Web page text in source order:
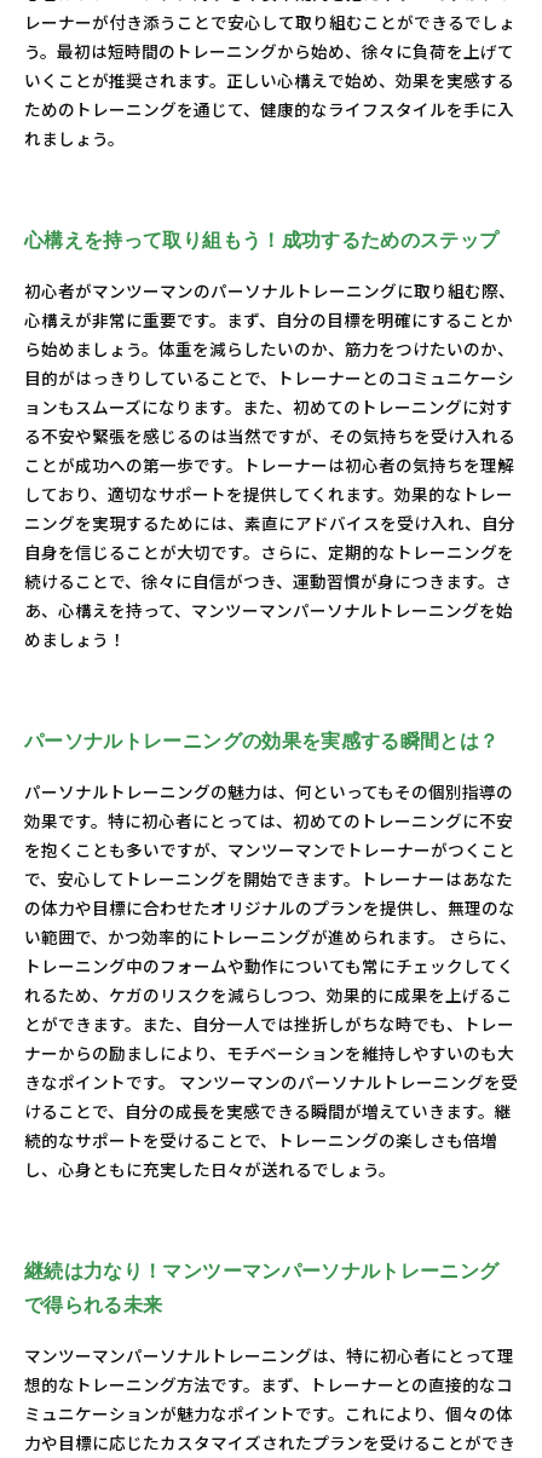
レーナーが付き添うことで安心して取り組むことができるでしょ
う。最初は短時間のトレーニングから始め、徐々に負荷を上げて
いくことが推奨されます。正しい心構えで始め、効果を実感する
ためのトレーニングを通じて、健康的なライフスタイルを手に入
れましょう。
心構えを持って取り組もう！成功するためのステップ
初心者がマンツーマンのパーソナルトレーニングに取り組む際、
心構えが非常に重要です。まず、自分の目標を明確にすることか
ら始めましょう。体重を減らしたいのか、筋力をつけたいのか、
目的がはっきりしていることで、トレーナーとのコミュニケーシ
ョンもスムーズになります。また、初めてのトレーニングに対す
る不安や緊張を感じるのは当然ですが、その気持ちを受け入れる
ことが成功への第一歩です。トレーナーは初心者の気持ちを理解
しており、適切なサポートを提供してくれます。効果的なトレー
ニングを実現するためには、素直にアドバイスを受け入れ、自分
自身を信じることが大切です。さらに、定期的なトレーニングを
続けることで、徐々に自信がつき、運動習慣が身につきます。さ
あ、心構えを持って、マンツーマンパーソナルトレーニングを始
めましょう！
パーソナルトレーニングの効果を実感する瞬間とは？
パーソナルトレーニングの魅力は、何といってもその個別指導の
効果です。特に初心者にとっては、初めてのトレーニングに不安
を抱くことも多いですが、マンツーマンでトレーナーがつくこと
で、安心してトレーニングを開始できます。トレーナーはあなた
の体力や目標に合わせたオリジナルのプランを提供し、無理のな
い範囲で、かつ効率的にトレーニングが進められます。 さらに、
トレーニング中のフォームや動作についても常にチェックしてく
れるため、ケガのリスクを減らしつつ、効果的に成果を上げるこ
とができます。また、自分一人では挫折しがちな時でも、トレー
ナーからの励ましにより、モチベーションを維持しやすいのも大
きなポイントです。 マンツーマンのパーソナルトレーニングを受
けることで、自分の成長を実感できる瞬間が増えていきます。継
続的なサポートを受けることで、トレーニングの楽しさも倍増
し、心身ともに充実した日々が送れるでしょう。
継続は力なり！マンツーマンパーソナルトレーニング
で得られる未来
マンツーマンパーソナルトレーニングは、特に初心者にとって理
想的なトレーニング方法です。まず、トレーナーとの直接的なコ
ミュニケーションが魅力なポイントです。これにより、個々の体
力や目標に応じたカスタマイズされたプランを受けることができ